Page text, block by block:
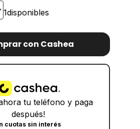
1disponibles
con Cashea
tu teléfono y paga
después!
cuotas sin interés